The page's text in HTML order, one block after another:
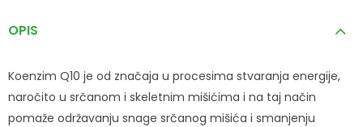
OPIS
Koenzim Q10 je od značaja u procesima stvaranja energije,
naročito u srčanom i skeletnim mišićima i na taj način
pomaže održavanju snage srčanog mišića i smanjenju